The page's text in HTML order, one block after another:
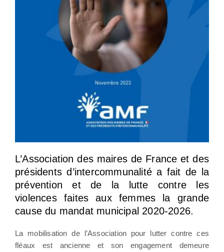
L’Association des maires de France et des
présidents d’intercommunalité a fait de la
prévention et de la lutte contre les
violences faites aux femmes la grande
cause du mandat municipal 2020-2026.
La mobilisation de l’Association pour lutter contre ces
fléaux est ancienne et son engagement demeure